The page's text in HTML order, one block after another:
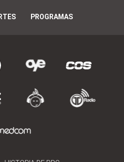
PROGRAMAS